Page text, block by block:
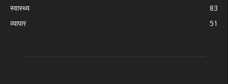
स्वास्थ्य
83
व्यापार
51